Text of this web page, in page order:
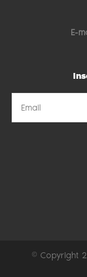
E-
© Copyright